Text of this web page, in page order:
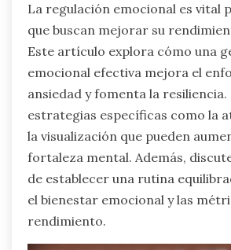
La regulación emocional es vital
que buscan mejorar su
Este artículo explora cómo una
emocional efectiva mejora el
ansiedad y fomenta la resiliencia.
estrategias específicas como la
la visualización que pueden
fortaleza mental. Además,
de establecer una rutina
el bienestar emocional y las
rendimiento.